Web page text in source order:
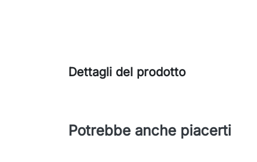
Dettagli del prodotto
Potrebbe anche piacerti